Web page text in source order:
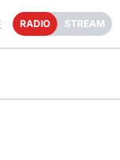
RADIO STREAM